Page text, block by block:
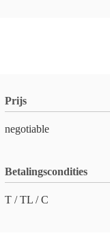
Prijs
negotiable
Betalingscondities
T / TL / C